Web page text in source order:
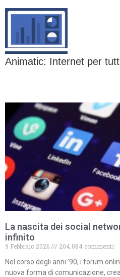
Animatic: Internet per
La nascita dei social
infinito
9 Febbraio 2026
204.084 commenti
Nel corso degli anni ’90, i forum
nuova forma di comunicazione,